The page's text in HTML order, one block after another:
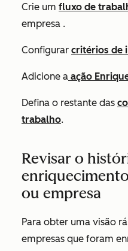
Crie um fluxo de
empresa .
Configurar critérios de
Adicione a ação
Defina o restante das
trabalho.
Revisar o
ou empresa
Para obter uma visão
empresas que foram